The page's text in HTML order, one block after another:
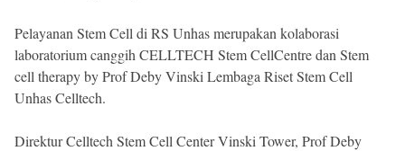
Pelayanan Stem Cell di RS Unhas merupakan kolaborasi
laboratorium canggih CELLTECH Stem CellCentre dan Stem
cell therapy by Prof Deby Vinski Lembaga Riset Stem Cell
Unhas Celltech.
Direktur Celltech Stem Cell Center Vinski Tower, Prof Deby